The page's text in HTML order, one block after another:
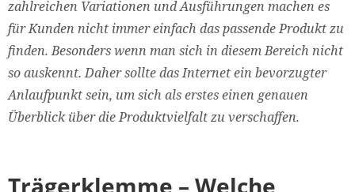
zahlreichen Variationen und Ausführungen machen es
für Kunden nicht immer einfach das passende Produkt zu
finden. Besonders wenn man sich in diesem Bereich nicht
so auskennt. Daher sollte das Internet ein bevorzugter
Anlaufpunkt sein, um sich als erstes einen genauen
Überblick über die Produktvielfalt zu verschaffen.
Trägerklemme – Welche